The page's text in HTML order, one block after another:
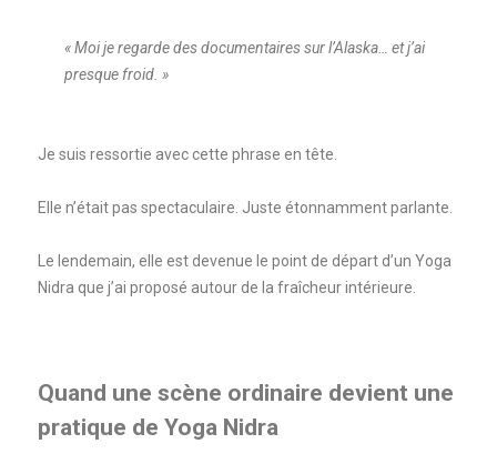
« Moi je regarde des documentaires sur l’Alaska… et j’ai
presque froid. »
Je suis ressortie avec cette phrase en tête.
Elle n’était pas spectaculaire. Juste étonnamment parlante.
Le lendemain, elle est devenue le point de départ d’un Yoga
Nidra que j’ai proposé autour de la fraîcheur intérieure.
Quand une scène ordinaire devient une
pratique de Yoga Nidra